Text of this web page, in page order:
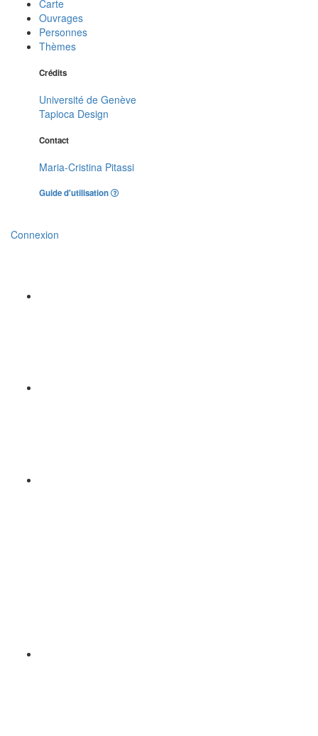
Carte
Ouvrages
Personnes
Thèmes
Crédits
Université de Genève
Tapioca Design
Contact
Maria-Cristina Pitassi
Guide d'utilisation
Connexion